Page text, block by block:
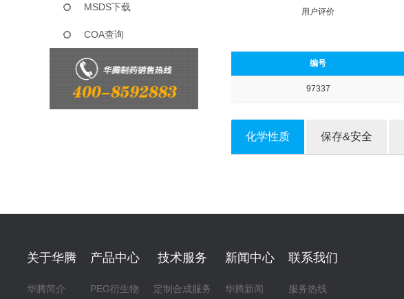
MSDS下载
COA查询
用户评价
编号
97337
化学性质 保存&安全
关于华腾
华腾简介
产品中心
PEG衍生物
技术服务
定制合成服务
新闻中心
华腾新闻
联系我们
服务热线